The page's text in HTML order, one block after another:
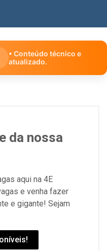
• Conteúdo técnico e
atualizado.
da nossa
aqui na 4E
e venha fazer
e gigante! Sejam